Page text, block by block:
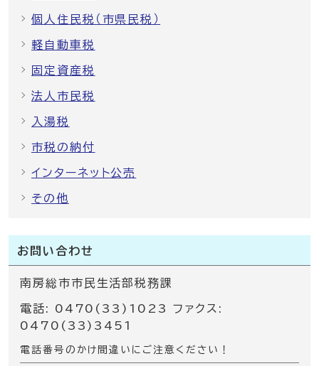
個人住民税（市県民税）
軽自動車税
固定資産税
法人市民税
入湯税
市税の納付
インターネット公売
その他
お問い合わせ
南房総市市民生活部税務課
電話: 0470(33)1023 ファクス:
0470(33)3451
電話番号のかけ間違いにご注意ください！